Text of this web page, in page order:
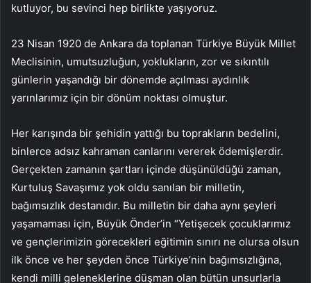
kutluyor, bu sevinci hep birlikte yaşıyoruz.
23 Nisan 1920 de Ankara da toplanan Türkiye Büyük Millet
Meclisinin, umutsuzluğun, yoklukların, zor ve sıkıntılı
günlerin yaşandığı bir dönemde açılması aydınlık
yarınlarımız için bir dönüm noktası olmuştur.
Her karışında bir şehidin yattığı bu toprakların bedelini,
binlerce adsız kahraman canlarını vererek ödemişlerdir.
Gerçekten zamanın şartları içinde düşünüldüğü zaman,
Kurtuluş Savaşımız yok oldu sanılan bir milletin,
bağımsızlık destanıdır. Bu milletin bir daha aynı şeyleri
yaşamaması için, Büyük Önder’in “Yetişecek çocuklarımız
ve gençlerimizin görecekleri eğitimin sınırı ne olursa olsun
ilk önce ve her şeyden önce Türkiye’nin bağımsızlığına,
kendi milli geleneklerine düşman olan bütün unsurlarla